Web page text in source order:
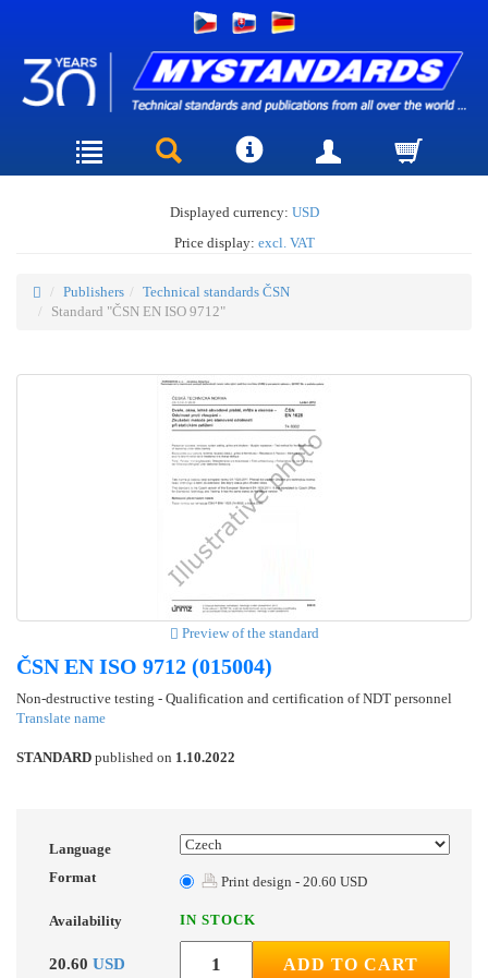
Displayed currency: USD
Price display: excl. VAT
Publishers
Technical standards ČSN
Standard "ČSN EN ISO 9712"
Preview of the standard
ČSN EN ISO 9712 (015004)
Non-destructive testing - Qualification and certification of NDT personnel
Translate name
STANDARD published on 1.10.2022
Language
Format
Print design - 20.60 USD
Availability IN STOCK
20.60 USD ADD TO CART